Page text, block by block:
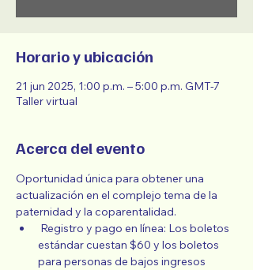
Horario y ubicación
21 jun 2025, 1:00 p.m. – 5:00 p.m. GMT-7
Taller virtual
Acerca del evento
Oportunidad única para obtener una
actualización en el complejo tema de la
paternidad y la coparentalidad.
estándar cuestan $60 y los boletos
para personas de bajos ingresos